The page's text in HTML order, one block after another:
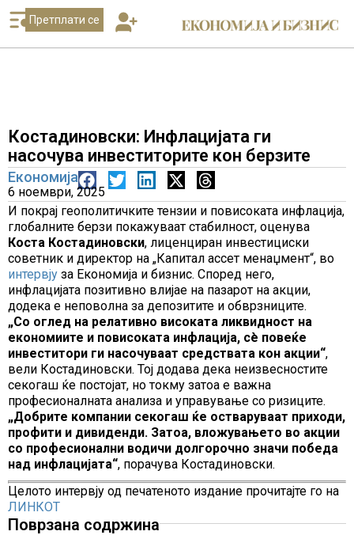
Претплати се
Костадиновски: Инфлацијата ги
насочува инвеститорите кон берзите
Економија
6 ноември, 2025
И покрај геополитичките тензии и повисоката инфлација,
глобалните берзи покажуваат стабилност, оценува
Коста Костадиновски, лиценциран инвестициски
советник и директор на „Капитал ассет менаџмент“, во
интервју за Економија и бизнис. Според него,
инфлацијата позитивно влијае на пазарот на акции,
додека е неповолна за депозитите и обврзниците.
„Со оглед на релативно високата ликвидност на
економиите и повисоката инфлација, сè повеќе
инвеститори ги насочуваат средствата кон акции“,
вели Костадиновски. Тој додава дека неизвесностите
секогаш ќе постојат, но токму затоа е важна
професионалната анализа и управување со ризиците.
„Добрите компании секогаш ќе остваруваат приходи,
профити и дивиденди. Затоа, вложувањето во акции
со професионални водичи долгорочно значи победа
над инфлацијата“, порачува Костадиновски.
Целото интервју од печатеното издание прочитајте го на
ЛИНКОТ
Поврзана содржина